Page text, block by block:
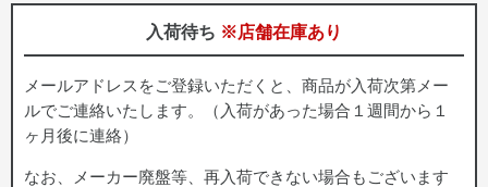
入荷待ち ※店舗在庫あり
メールアドレスをご登録いただくと、商品が入荷次第メー
ルでご連絡いたします。（入荷があった場合１週間から１
ヶ月後に連絡）
なお、メーカー廃盤等、再入荷できない場合もございます